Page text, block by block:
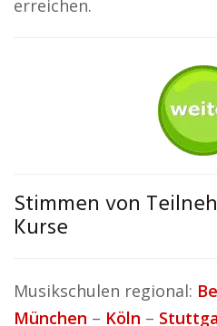
erreichen.
Stimmen von
Kurse
Musikschulen regional:
München – Köln –